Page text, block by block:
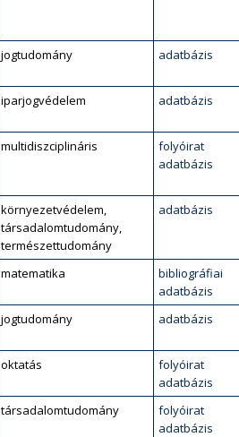
jogtudomány adatbázis
iparjogvédelem adatbázis
multidiszciplináris
folyóirat
adatbázis
környezetvédelem,
társadalomtudomány,
természettudomány
adatbázis
matematika
bibliográfiai
adatbázis
jogtudomány adatbázis
oktatás
folyóirat
adatbázis
társadalomtudomány
folyóirat
adatbázis